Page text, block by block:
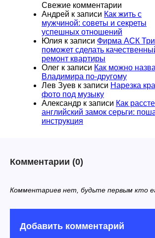
Свежие комментарии
Андрей к записи Как жить с
мужчиной: советы и секреты
успешных отношений
Юлия к записи Фирма АСК
поможет сделать
ремонт квартиры
Олег к записи Как можно
Владимира по-другому
Лев Зуев к записи Нарезка
фото под музыку
Александр к записи Как
английский замок серьги:
инструкция
Комментарии (0)
Комментариев нет, будьте первым кто
Добавить комментарий